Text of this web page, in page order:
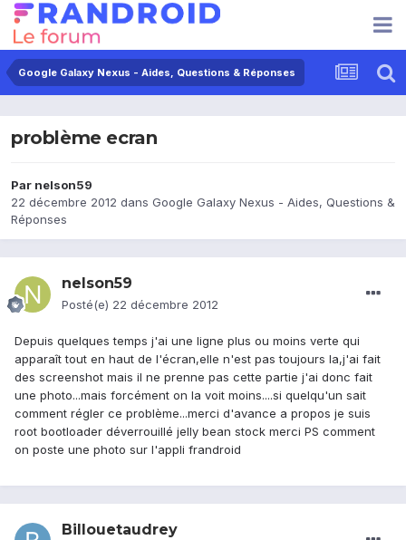
Google Galaxy Nexus - Aides, Questions & Réponses
problème ecran
Par nelson59
22 décembre 2012 dans Google Galaxy Nexus - Aides, Questions &
Réponses
nelson59
Posté(e) 22 décembre 2012
Depuis quelques temps j'ai une ligne plus ou moins verte qui
apparaît tout en haut de l'écran,elle n'est pas toujours la,j'ai fait
des screenshot mais il ne prenne pas cette partie j'ai donc fait
une photo...mais forcément on la voit moins....si quelqu'un sait
comment régler ce problème...merci d'avance a propos je suis
root bootloader déverrouillé jelly bean stock merci PS comment
on poste une photo sur l'appli frandroid
Billouetaudrey